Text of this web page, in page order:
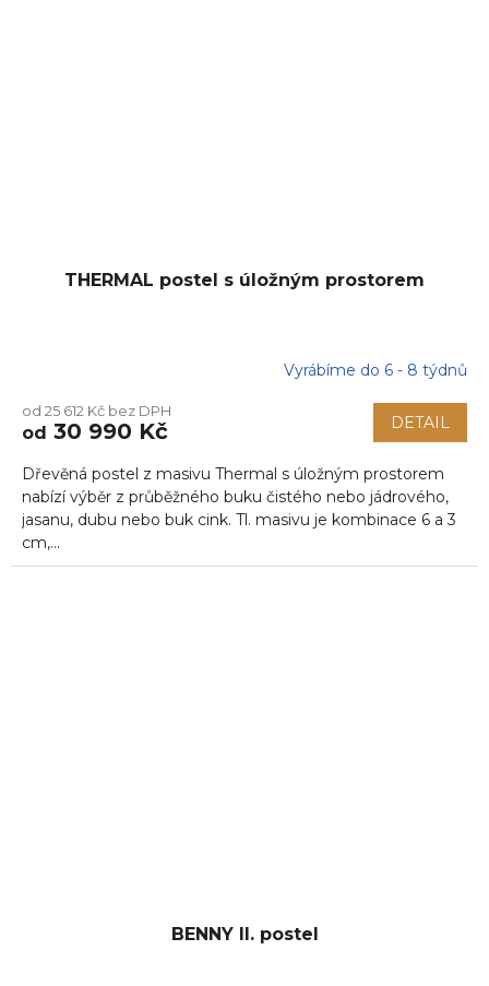
THERMAL postel s úložným prostorem
Vyrábíme do 6 - 8 týdnů
od 25 612 Kč bez DPH
od 30 990 Kč DETAIL
Dřevěná postel z masivu Thermal s úložným prostorem
nabízí výběr z průběžného buku čistého nebo jádrového,
jasanu, dubu nebo buk cink. Tl. masivu je kombinace 6 a 3
cm,...
BENNY II. postel